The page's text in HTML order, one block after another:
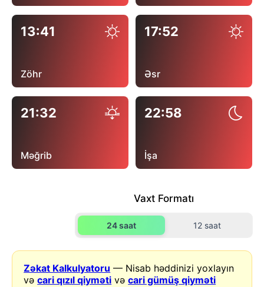
13:41
Zöhr
17:52
Əsr
21:32
Məğrib
22:58
İşa
Vaxt Formatı
24 saat 12 saat
Zəkat Kalkulyatoru — Nisab həddinizi yoxlayın
vəcari qızıl qiyməti vəcari gümüş qiyməti